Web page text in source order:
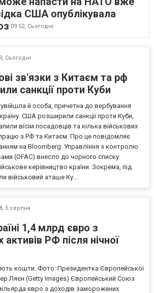
США опублікувала
09:52, Сьогодні
Сьогодні
зв'язки з Китаєм та рф
санкції проти Куби
увійшла й особа, причетна до вербування
США розширили санкції проти Куби,
вісім посадовців та кілька військових
з РФ та Китаєм. Про це повідомляє
на Bloomberg. Управління з контролю
(OFAC) внесло до чорного списку
керівництво країни. Зокрема, під
військовий аташе Ку...
5 серпня
1,4 млрд євро з
РФ після нічної
кошти. Фото: Президентка Європейської
Ляєн (Getty Images) Європейський Союз
євро з доходів заморожених